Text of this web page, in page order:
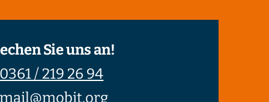
Sie uns an!
0361 / 219 26 94
mail@mobit.org